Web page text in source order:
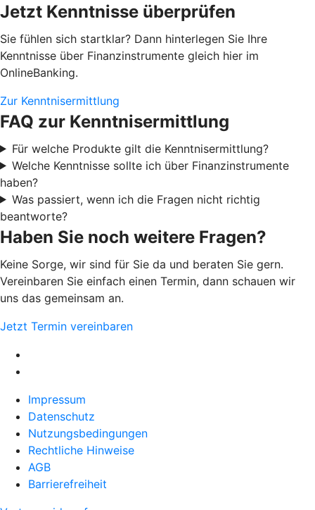
Jetzt Kenntnisse überprüfen
Sie fühlen sich startklar? Dann hinterlegen Sie Ihre
Kenntnisse über Finanzinstrumente gleich hier im
OnlineBanking.
Zur Kenntnisermittlung
FAQ zur Kenntnisermittlung
Für welche Produkte gilt die Kenntnisermittlung?
Welche Kenntnisse sollte ich über Finanzinstrumente
haben?
Was passiert, wenn ich die Fragen nicht richtig
beantworte?
Haben Sie noch weitere Fragen?
Keine Sorge, wir sind für Sie da und beraten Sie gern.
Vereinbaren Sie einfach einen Termin, dann schauen wir
uns das gemeinsam an.
Jetzt Termin vereinbaren
Impressum
Datenschutz
Nutzungsbedingungen
Rechtliche Hinweise
AGB
Barrierefreiheit